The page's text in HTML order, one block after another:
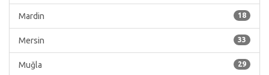
18
Mardin
33
Mersin
29
Muğla